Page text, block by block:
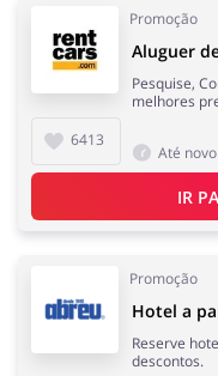
Promoção
6413
Aluguer
Pesquise,
melhores
Até
IR
Promoção
Hotel a
Reserve
descontos.